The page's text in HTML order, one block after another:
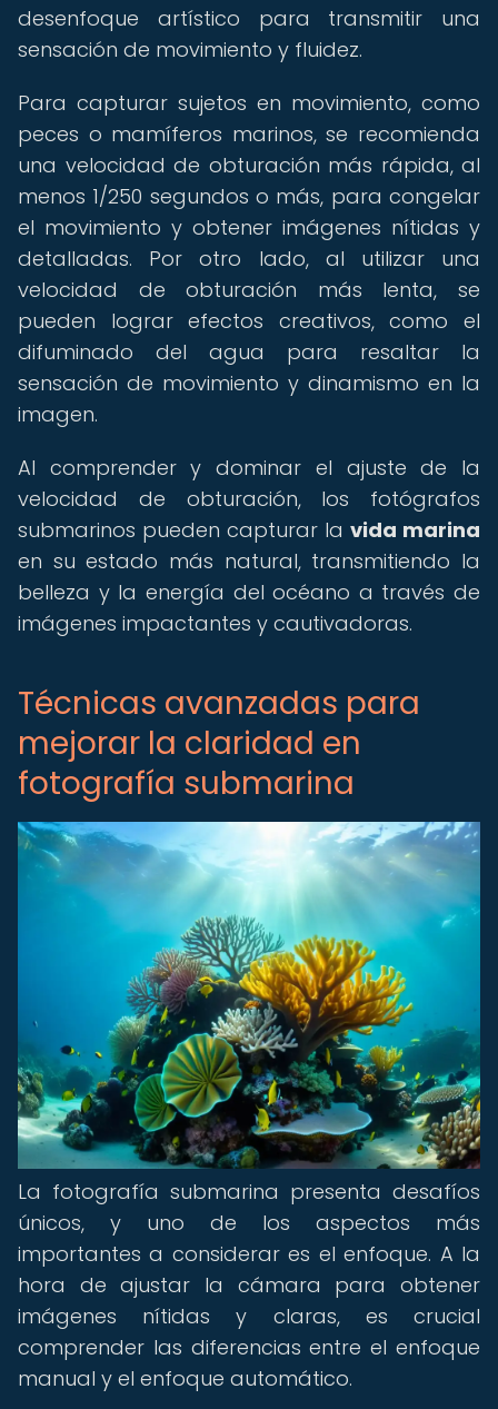
desenfoque artístico para transmitir una
sensación de movimiento y fluidez.
Para capturar sujetos en movimiento, como
peces o mamíferos marinos, se recomienda
una velocidad de obturación más rápida, al
menos 1/250 segundos o más, para congelar
el movimiento y obtener imágenes nítidas y
detalladas. Por otro lado, al utilizar una
velocidad de obturación más lenta, se
pueden lograr efectos creativos, como el
difuminado del agua para resaltar la
sensación de movimiento y dinamismo en la
imagen.
Al comprender y dominar el ajuste de la
velocidad de obturación, los fotógrafos
submarinos pueden capturar la vida marina
en su estado más natural, transmitiendo la
belleza y la energía del océano a través de
imágenes impactantes y cautivadoras.
Técnicas avanzadas para
mejorar la claridad en
fotografía submarina
La fotografía submarina presenta desafíos
únicos, y uno de los aspectos más
importantes a considerar es el enfoque. A la
hora de ajustar la cámara para obtener
imágenes nítidas y claras, es crucial
comprender las diferencias entre el enfoque
manual y el enfoque automático.